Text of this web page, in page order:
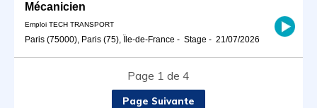
Mécanicien
Emploi TECH TRANSPORT
Paris (75000), Paris (75), Île-de-France - Stage - 21/07/2026
Page 1 de 4
Page Suivante